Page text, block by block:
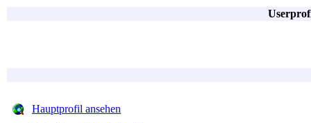
Hauptprofil ansehen